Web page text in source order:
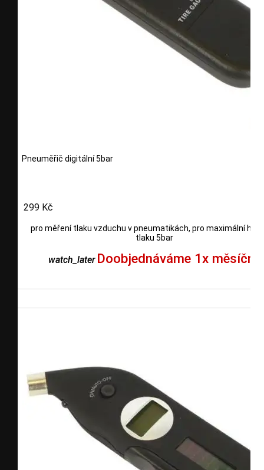
Pneuměřič digitální 5bar
299 Kč
pro měření tlaku vzduchu v pneumatikách, pro maximální
tlaku 5bar
watch_later Doobjednáváme 1x měsíčně